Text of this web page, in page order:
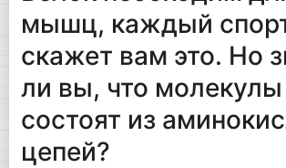
мышц, каждый
скажет вам это. Но
ли вы, что молекулы
состоят из
цепей?